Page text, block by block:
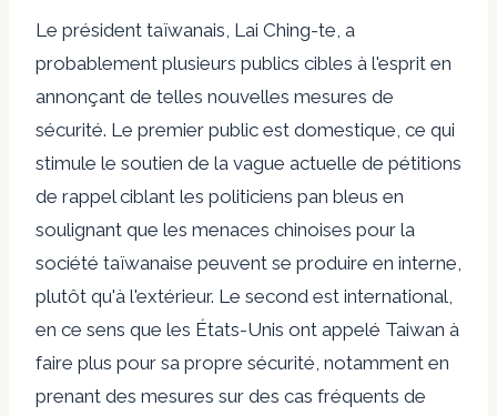
Le président taïwanais, Lai Ching-te, a
probablement plusieurs publics cibles à l'esprit en
annonçant de telles nouvelles mesures de
sécurité. Le premier public est domestique, ce qui
stimule le soutien de la vague actuelle de pétitions
de rappel ciblant les politiciens pan bleus en
soulignant que les menaces chinoises pour la
société taïwanaise peuvent se produire en interne,
plutôt qu'à l'extérieur. Le second est international,
en ce sens que les États-Unis ont appelé Taiwan à
faire plus pour sa propre sécurité, notamment en
prenant des mesures sur des cas fréquents de